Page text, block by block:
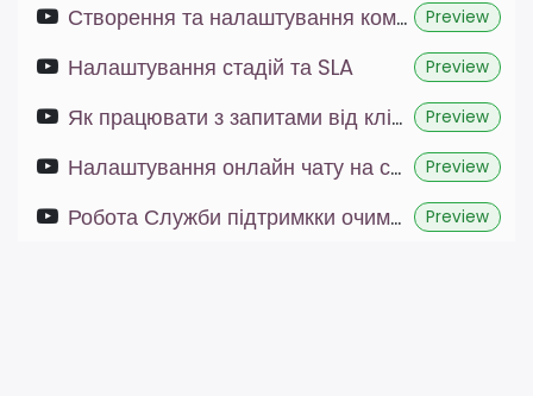
Створення та налаштування команд підтримки Preview
Налаштування стадій та SLA Preview
Як працювати з запитами від клієнтів Preview
Налаштування онлайн чату на сайті Preview
Робота Служби підтримкки очима клієнта та менеджера Preview